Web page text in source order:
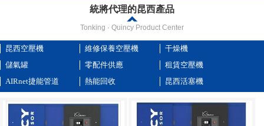
統將代理的昆西產品
Tonking · Quincy Product Center
昆西空壓機 維修保養空壓機
干燥機
儲氣罐
零配件供應
租賃空壓機
AIRnet捷能管道
熱能回收 昆西活塞機